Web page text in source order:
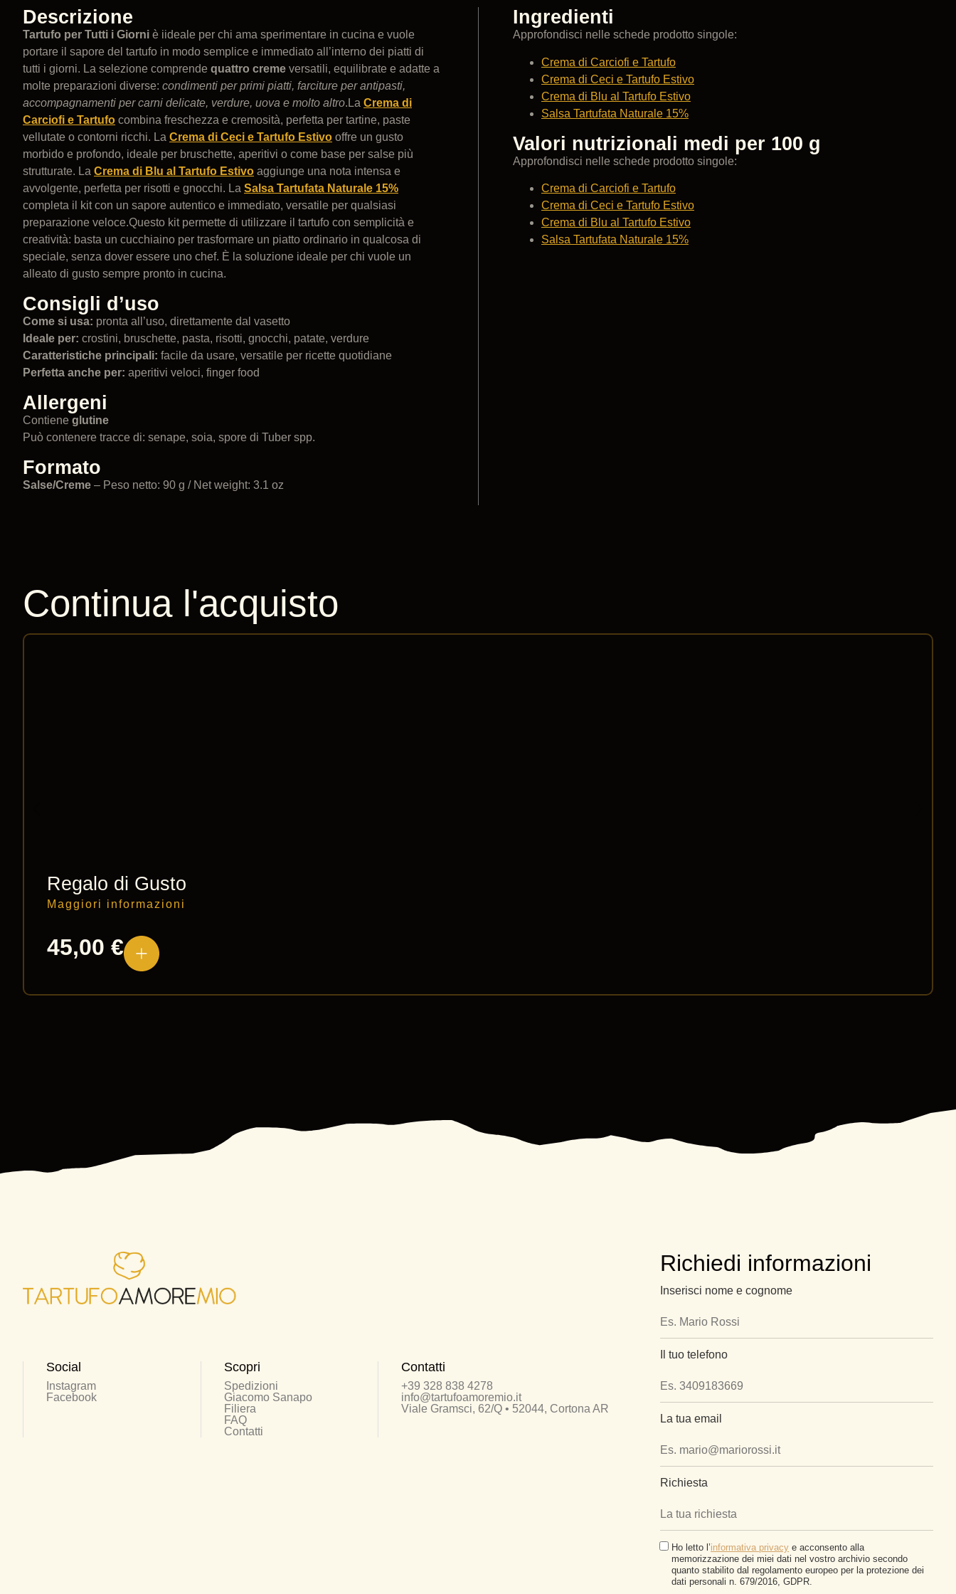
Descrizione
Tartufo per Tutti i Giorni è iideale per chi ama sperimentare in cucina e vuole
portare il sapore del tartufo in modo semplice e immediato all’interno dei piatti di
tutti i giorni. La selezione comprende quattro creme versatili, equilibrate e adatte a
molte preparazioni diverse: condimenti per primi piatti, farciture per antipasti,
accompagnamenti per carni delicate, verdure, uova e molto altro.La Crema di
Carciofi e Tartufo combina freschezza e cremosità, perfetta per tartine, paste
vellutate o contorni ricchi. La Crema di Ceci e Tartufo Estivo offre un gusto
morbido e profondo, ideale per bruschette, aperitivi o come base per salse più
strutturate. La Crema di Blu al Tartufo Estivo aggiunge una nota intensa e
avvolgente, perfetta per risotti e gnocchi. La Salsa Tartufata Naturale 15%
completa il kit con un sapore autentico e immediato, versatile per qualsiasi
preparazione veloce.Questo kit permette di utilizzare il tartufo con semplicità e
creatività: basta un cucchiaino per trasformare un piatto ordinario in qualcosa di
speciale, senza dover essere uno chef. È la soluzione ideale per chi vuole un
alleato di gusto sempre pronto in cucina.
Consigli d’uso
Come si usa: pronta all’uso, direttamente dal vasetto
Ideale per: crostini, bruschette, pasta, risotti, gnocchi, patate, verdure
Caratteristiche principali: facile da usare, versatile per ricette quotidiane
Perfetta anche per: aperitivi veloci, finger food
Allergeni
Contiene glutine
Può contenere tracce di: senape, soia, spore di Tuber spp.
Formato
Salse/Creme – Peso netto: 90 g / Net weight: 3.1 oz
Ingredienti
Approfondisci nelle schede prodotto singole:
Crema di Carciofi e Tartufo
Crema di Ceci e Tartufo Estivo
Crema di Blu al Tartufo Estivo
Salsa Tartufata Naturale 15%
Valori nutrizionali medi per 100 g
Approfondisci nelle schede prodotto singole:
Crema di Carciofi e Tartufo
Crema di Ceci e Tartufo Estivo
Crema di Blu al Tartufo Estivo
Salsa Tartufata Naturale 15%
Continua l'acquisto
Regalo di Gusto
Maggiori informazioni
45,00 €
Social
Instagram
Facebook
Scopri
Spedizioni
Giacomo Sanapo
Filiera
FAQ
Contatti
Contatti
+39 328 838 4278
info@tartufoamoremio.it
Viale Gramsci, 62/Q • 52044, Cortona AR
Richiedi informazioni
Inserisci nome e cognome
Il tuo telefono
La tua email
Richiesta
Ho letto l’informativa privacy e acconsento alla
memorizzazione dei miei dati nel vostro archivio secondo
quanto stabilito dal regolamento europeo per la protezione dei
dati personali n. 679/2016, GDPR.